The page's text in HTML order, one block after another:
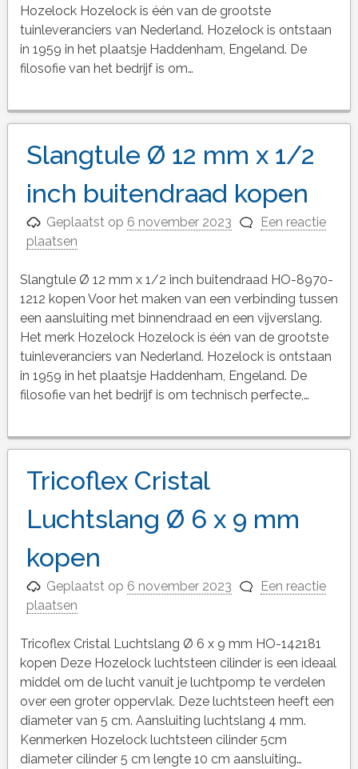
Hozelock Hozelock is één van de grootste
tuinleveranciers van Nederland. Hozelock is ontstaan
in 1959 in het plaatsje Haddenham, Engeland. De
filosofie van het bedrijf is om…
Slangtule Ø 12 mm x 1/2
inch buitendraad kopen
Geplaatst op 6 november 2023
Een reactie
plaatsen
Slangtule Ø 12 mm x 1/2 inch buitendraad HO-8970-
1212 kopen Voor het maken van een verbinding tussen
een aansluiting met binnendraad en een vijverslang.
Het merk Hozelock Hozelock is één van de grootste
tuinleveranciers van Nederland. Hozelock is ontstaan
in 1959 in het plaatsje Haddenham, Engeland. De
filosofie van het bedrijf is om technisch perfecte,…
Tricoflex Cristal
Luchtslang Ø 6 x 9 mm
kopen
Geplaatst op 6 november 2023
Een reactie
plaatsen
Tricoflex Cristal Luchtslang Ø 6 x 9 mm HO-142181
kopen Deze Hozelock luchtsteen cilinder is een ideaal
middel om de lucht vanuit je luchtpomp te verdelen
over een groter oppervlak. Deze luchtsteen heeft een
diameter van 5 cm. Aansluiting luchtslang 4 mm.
Kenmerken Hozelock luchtsteen cilinder 5cm
diameter cilinder 5 cm lengte 10 cm aansluiting…